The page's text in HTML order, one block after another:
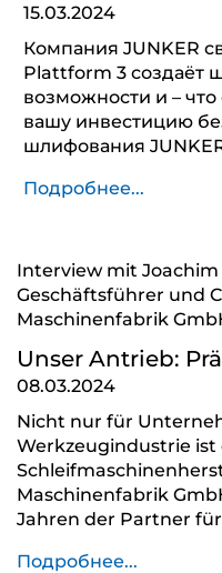
15.03.2024
Компания JUNKER
Plattform 3 создаёт
возможности и –
вашу инвестицию
шлифования
Подробнее...
Interview mit
Geschäftsführer und
Maschinenfabrik
Unser Antrieb:
08.03.2024
Nicht nur für
Werkzeugindustrie ist
Maschinenfabrik
Jahren der Partner
Подробнее...